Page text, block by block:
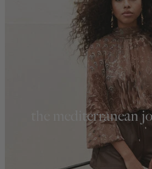
the mediterranean